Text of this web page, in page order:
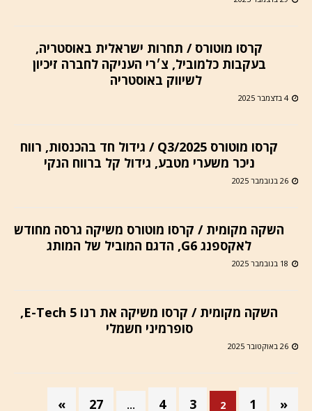
קרסו מוטורס / תחרות ישראלית באוסטריה,
בעקבות כלמוביל, צ׳רי העניקה לחברה זיכיון
לשיווק באוסטריה
4 בדצמבר 2025
קרסו מוטורס Q3/2025 / גידול חד בהכנסות, רווח
ניכר משערי מטבע, גידול קל ברווח הנקי
26 בנובמבר 2025
השקה מקומית / קרסו מוטורס משיקה גרסה מחודש
לאקספנג G6, הדגם המוביל של המותג
18 בנובמבר 2025
השקה מקומית / קרסו משיקה את רנו 5 E-Tech,
סופרמיני חשמלי
26 באוקטובר 2025
«
1
2
3
4
…
27
»